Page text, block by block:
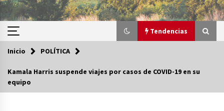
Tendencias
Tendencias
Inicio POLÍTICA
Kamala Harris suspende viajes por casos de COVID-19 en su
equipo